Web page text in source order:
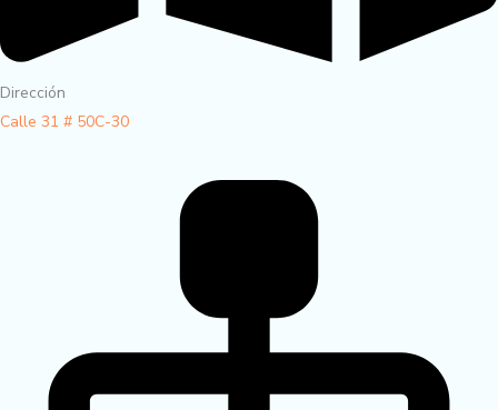
Dirección
Calle 31 # 50C-30